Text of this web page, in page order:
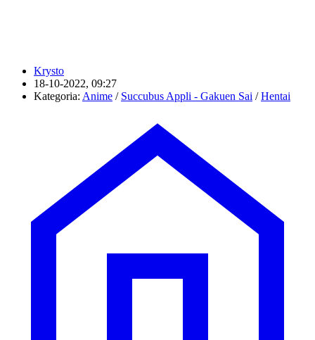
Krysto
18-10-2022, 09:27
Kategoria: Anime / Succubus Appli - Gakuen Sai /Hentai